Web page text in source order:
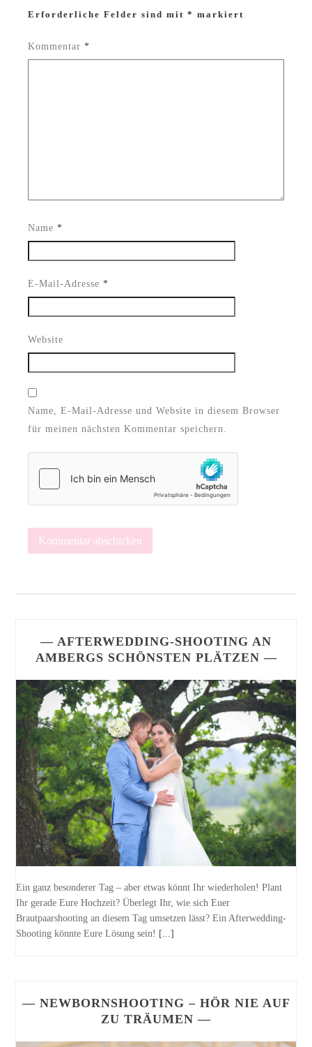
Erforderliche Felder sind mit* markiert
Kommentar*
Name*
E-Mail-Adresse*
Website
Name, E-Mail-Adresse und Website in diesem Browser
für meinen nächsten Kommentar speichern.
— AFTERWEDDING-SHOOTING AN
AMBERGS SCHÖNSTEN PLÄTZEN —
Ein ganz besonderer Tag – aber etwas könnt Ihr wiederholen! Plant
Ihr gerade Eure Hochzeit? Überlegt Ihr, wie sich Euer
Brautpaarshooting an diesem Tag umsetzen lässt? Ein Afterwedding-
Shooting könnte Eure Lösung sein! [...]
— NEWBORNSHOOTING – HÖR NIE AUF
ZU TRÄUMEN —